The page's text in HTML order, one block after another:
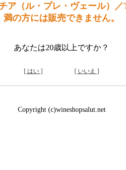
ア（ル・プレ・ヴェール）
満の方には販売できません。
あなたは20歳以上ですか？
[ はい ] [ いいえ ]
Copyright (c)wineshopsalut.net